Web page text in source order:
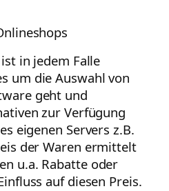
in jedem Falle
um die Auswahl von
geht und
zur Verfügung
eigenen Servers z.B.
der Waren ermittelt
u.a. Rabatte oder
auf diesen Preis.